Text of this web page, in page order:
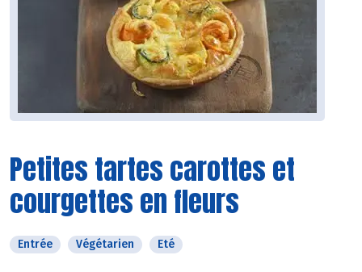
Petites tartes carottes et
courgettes en fleurs
Entrée Végétarien Eté